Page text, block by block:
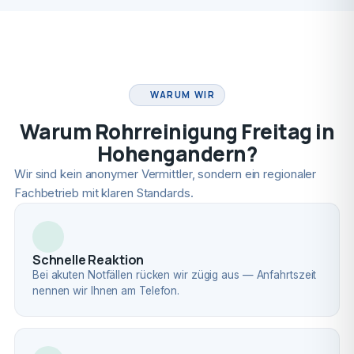
WARUM WIR
Warum Rohrreinigung Freitag in
Hohengandern?
Wir sind kein anonymer Vermittler, sondern ein regionaler
Fachbetrieb mit klaren Standards.
Schnelle Reaktion
Bei akuten Notfällen rücken wir zügig aus — Anfahrtszeit
nennen wir Ihnen am Telefon.